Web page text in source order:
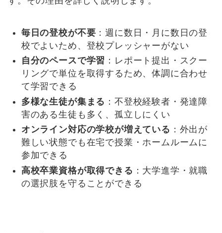
毎日の登校が不要 ：週に数日・月に数日の登
校でよいため、登校プレッシャーがない
自分のペースで学習 ：レポート提出・スクー
リングで単位を取得するため、体調に合わせ
て学習できる
多様な生徒が集まる ：不登校経験者・発達障
害のある生徒も多く、孤立しにくい
オンライン対応の学校が増えている ：外出が
難しい状態でも在宅で授業・ホームルームに
参加できる
高校卒業資格が取得できる ：大学進学・就職
の選択肢を守ることができる